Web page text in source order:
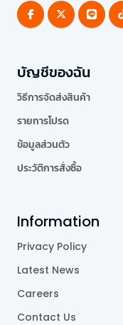
บัญชีของฉัน
วิธีการจัดส่งสินค้า
รายการโปรด
ข้อมูลส่วนตัว
ประวัติการสั่งซื้อ
Information
Privacy Policy
Latest News
Careers
Contact Us